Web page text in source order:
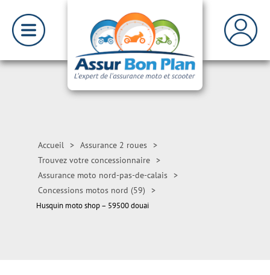
Accueil > Assurance 2 roues >
Trouvez votre concessionnaire >
Assurance moto nord-pas-de-calais >
Concessions motos nord (59)
>
Husquin moto shop – 59500 douai